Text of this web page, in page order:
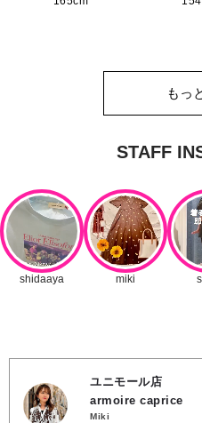
もっ
ユニモール店
armoire caprice
Miki